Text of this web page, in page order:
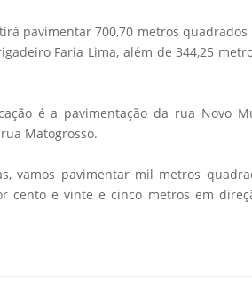
pavimentar 700,70 metros
Faria Lima, além de 344,25
é a pavimentação da rua Novo
Matogrosso.
vamos pavimentar mil metros
cento e vinte e cinco metros em